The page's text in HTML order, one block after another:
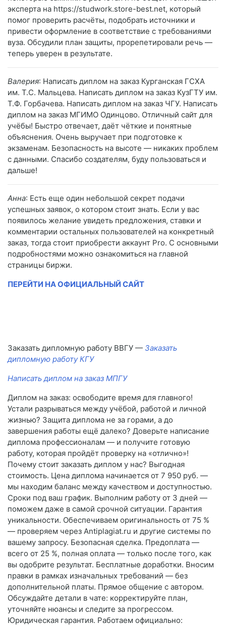
эксперта на https://studwork.store-best.net, который
помог проверить расчёты, подобрать источники и
привести оформление в соответствие с требованиями
вуза. Обсудили план защиты, прорепетировали речь —
теперь уверен в результате.
Валерия: Написать диплом на заказ Курганская ГСХА
им. Т.С. Мальцева. Написать диплом на заказ КузГТУ им.
Т.Ф. Горбачева. Написать диплом на заказ ЧГУ. Написать
диплом на заказ МГИМО Одинцово. Отличный сайт для
учёбы! Быстро отвечает, даёт чёткие и понятные
объяснения. Очень выручает при подготовке к
экзаменам. Безопасность на высоте — никаких проблем
с данными. Спасибо создателям, буду пользоваться и
дальше!
Анна: Есть еще один небольшой секрет подачи
успешных заявок, о котором стоит знать. Если у вас
появилось желание увидеть предложения, ставки и
комментарии остальных пользователей на конкретный
заказ, тогда стоит приобрести аккаунт Pro. С основными
подробностями можно ознакомиться на главной
страницы биржи.
ПЕРЕЙТИ НА ОФИЦИАЛЬНЫЙ САЙТ
Заказать дипломную работу ВВГУ — Заказать
дипломную работу КГУ
Написать диплом на заказ МПГУ
Диплом на заказ: освободите время для главного!
Устали разрываться между учёбой, работой и личной
жизнью? Защита диплома не за горами, а до
завершения работы ещё далеко? Доверьте написание
диплома профессионалам — и получите готовую
работу, которая пройдёт проверку на «отлично»!
Почему стоит заказать диплом у нас? Выгодная
стоимость. Цена диплома начинается от 7 950 руб. —
мы находим баланс между качеством и доступностью.
Сроки под ваш график. Выполним работу от 3 дней —
поможем даже в самой срочной ситуации. Гарантия
уникальности. Обеспечиваем оригинальность от 75 %
— проверяем через Antiplagiat.ru и другие системы по
вашему запросу. Безопасная сделка. Предоплата —
всего от 25 %, полная оплата — только после того, как
вы одобрите результат. Бесплатные доработки. Вносим
правки в рамках изначальных требований — без
дополнительной платы. Прямое общение с автором.
Обсуждайте детали в чате: корректируйте план,
уточняйте нюансы и следите за прогрессом.
Юридическая гарантия. Работаем официально: